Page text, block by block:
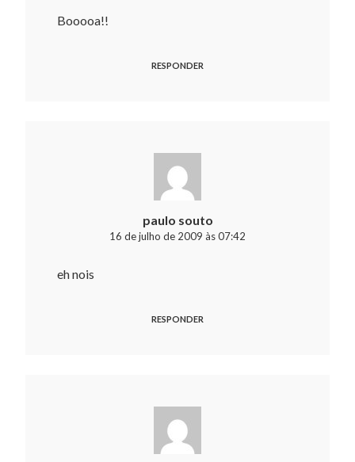
Booooa!!
RESPONDER
paulo souto
16 de julho de 2009 às 07:42
eh nois
RESPONDER